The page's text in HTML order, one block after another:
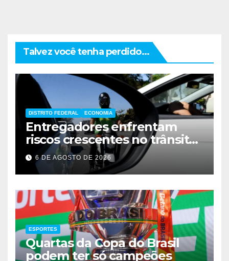
Talvez você tenha perdido...
DISTRITO FEDERAL ECONOMIA
Entregadores enfrentam
riscos crescentes no trânsito
de Brasília
6 DE AGOSTO DE 2026
ESPORTES
Quartas da Copa do Brasil
podem ter só campeões